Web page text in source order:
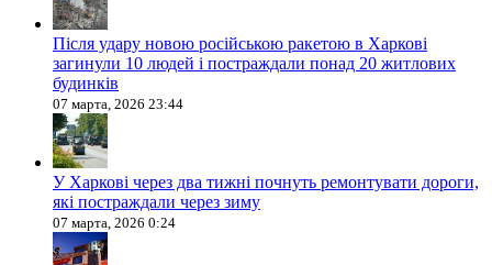
Після удару новою російською ракетою в Харкові
загинули 10 людей і постраждали понад 20 житлових
будинків
07 марта, 2026 23:44
У Харкові через два тижні почнуть ремонтувати дороги,
які постраждали через зиму
07 марта, 2026 0:24